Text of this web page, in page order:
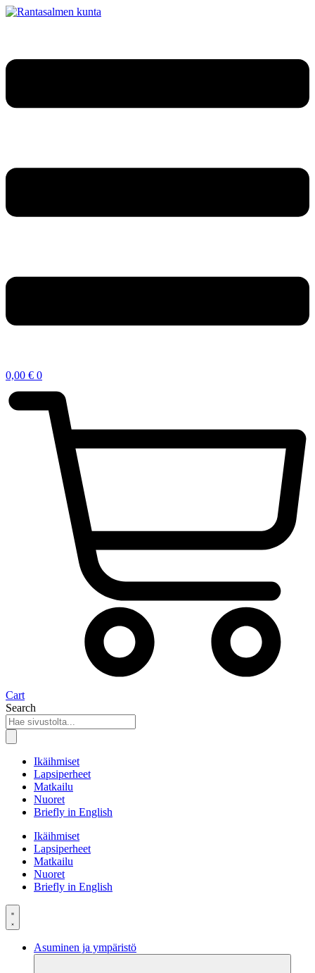
0,00 € 0
Cart
Search
Ikäihmiset
Lapsiperheet
Matkailu
Nuoret
Briefly in English
Ikäihmiset
Lapsiperheet
Matkailu
Nuoret
Briefly in English
Asuminen ja ympäristö